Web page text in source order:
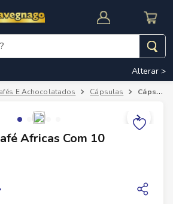
Alterar >
E Achocolatados Cápsulas Cápsula Nescafé Africas Com 10 Unidades
Africas Com 10